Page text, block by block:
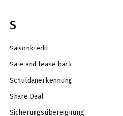
S
Saisonkredit
Sale and lease back
Schuldanerkennung
Share Deal
Sicherungsübereignung